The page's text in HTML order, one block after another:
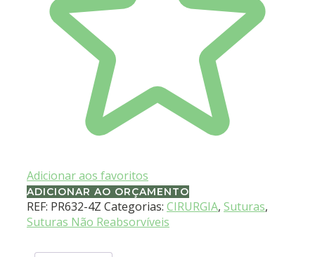
Adicionar aos favoritos
ADICIONAR AO ORÇAMENTO
REF: PR632-4Z Categorias: CIRURGIA, Suturas,
Suturas Não Reabsorvíveis